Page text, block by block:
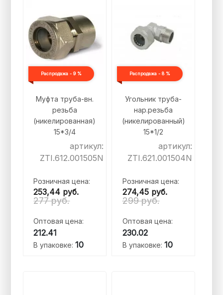
Распродажа - 9 %
Муфта труба-вн.
резьба
(никелированная)
15*3/4
артикул:
ZTI.612.001505N
Розничная цена:
253,44 руб.
277 руб.
Оптовая цена:
212.41
В упаковке:10
Распродажа - 8 %
Угольник труба-
нар.резьба
(никелированный)
15*1/2
артикул:
ZTI.621.001504N
Розничная цена:
274,45 руб.
299 руб.
Оптовая цена:
230.02
В упаковке: 10